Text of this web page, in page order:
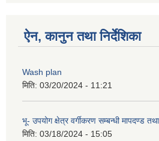
ऐन, कानुन तथा निर्देशिका
Wash plan
मिति: 03/20/2024 - 11:21
भू- उपयोग क्षेत्र वर्गीकरण सम्बन्धी मापदण्ड
मिति: 03/18/2024 - 15:05